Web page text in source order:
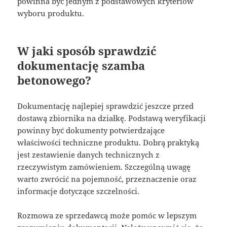
wyboru produktu.
W jaki sposób sprawdzić
dokumentację szamba
betonowego?
Dokumentację najlepiej sprawdzić jeszcze przed
dostawą zbiornika na działkę. Podstawą weryfikacji
powinny być dokumenty potwierdzające
właściwości techniczne produktu. Dobrą praktyką
jest zestawienie danych technicznych z
rzeczywistym zamówieniem. Szczególną uwagę
warto zwrócić na pojemność, przeznaczenie oraz
informacje dotyczące szczelności.
Rozmowa ze sprzedawcą może pomóc w lepszym